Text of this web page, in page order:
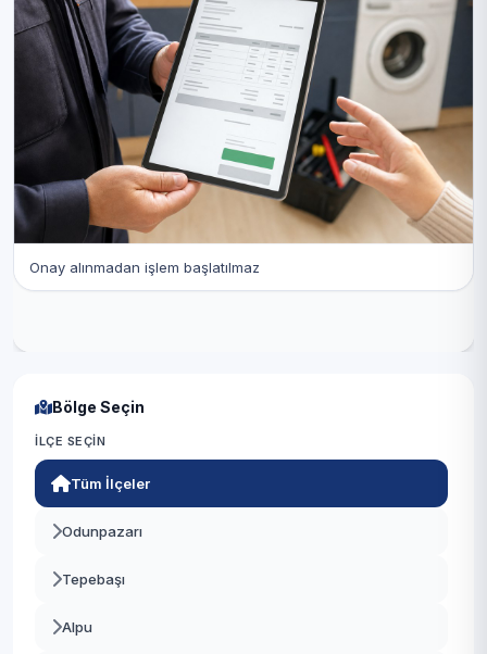
Onay alınmadan işlem başlatılmaz
Bölge Seçin
İLÇE SEÇIN
Tüm İlçeler
Odunpazarı
Tepebaşı
Alpu